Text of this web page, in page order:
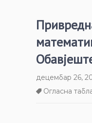
децембар 26,
Огласна